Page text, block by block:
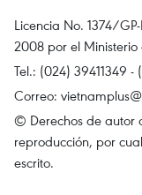
Licencia No. 1374/
2008 por el
Tel.: (024) 39411349 -
Correo:
© Derechos de autor
reproducción, por
escrito.